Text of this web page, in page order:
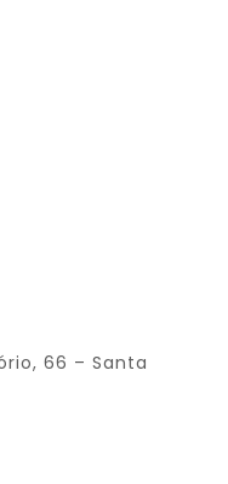
66 – Santa